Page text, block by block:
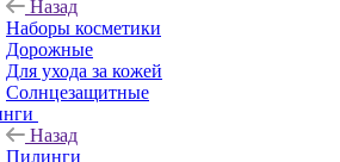
Назад
Наборы косметики
Дорожные
Для ухода за кожей
Солнцезащитные
Назад
Пилинги